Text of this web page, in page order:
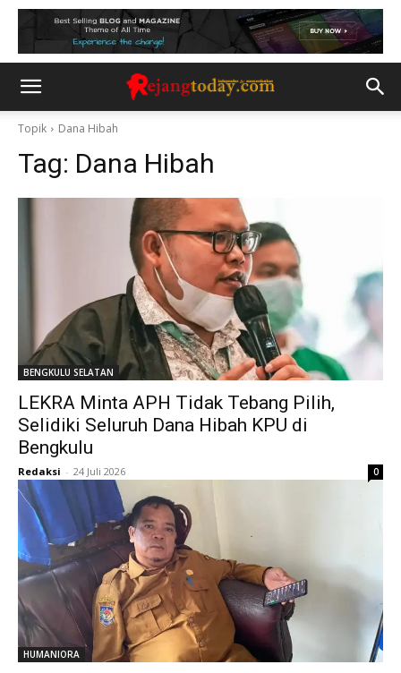
Topik Dana Hibah
Tag: Dana Hibah
BENGKULU SELATAN
LEKRA Minta APH Tidak Tebang Pilih,
Selidiki Seluruh Dana Hibah KPU di
Bengkulu
Redaksi - 24 Juli 2026 0
HUMANIORA